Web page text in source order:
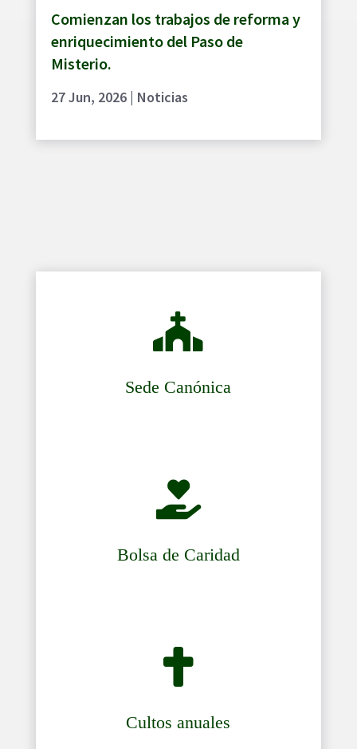
Comienzan los trabajos de reforma y
enriquecimiento del Paso de
Misterio.
27 Jun, 2026| Noticias

Sede Canónica

Bolsa de Caridad

Cultos anuales